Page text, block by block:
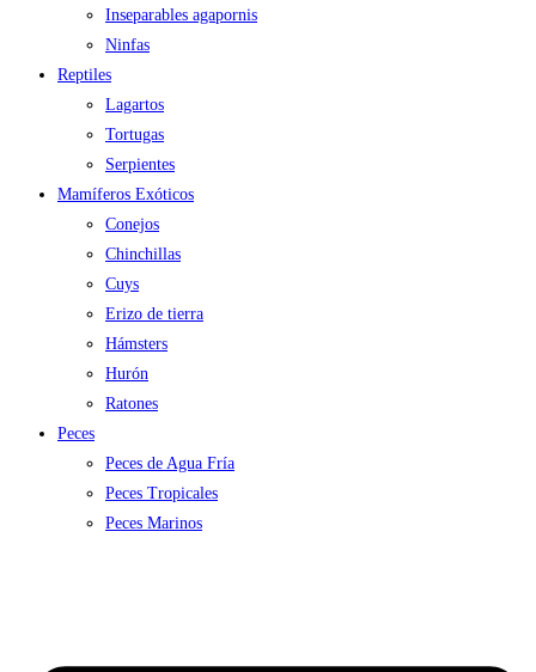
Inseparables agapornis
Ninfas
Reptiles
Lagartos
Tortugas
Serpientes
Mamíferos Exóticos
Conejos
Chinchillas
Cuys
Erizo de tierra
Hámsters
Hurón
Ratones
Peces
Peces de Agua Fría
Peces Tropicales
Peces Marinos